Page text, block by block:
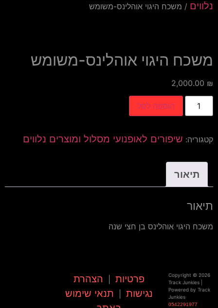
נלווים / משכח היגוי אוהלינס-משומש
משכח היגוי אוהלינס-משומש
2,000.00 ₪
הוספה לסל
קטגוריה: שיפורים לאופנועי מסלול ומוצרים נלווים
תיאור
תיאור
משכח היגוי אוהלינס בן חצי שנה
Copyright © 2026
Track Junkies |
Powered by Track
Junkies
0542291977
פרטיות
הצהרת
נגישות
תנאי שימוש